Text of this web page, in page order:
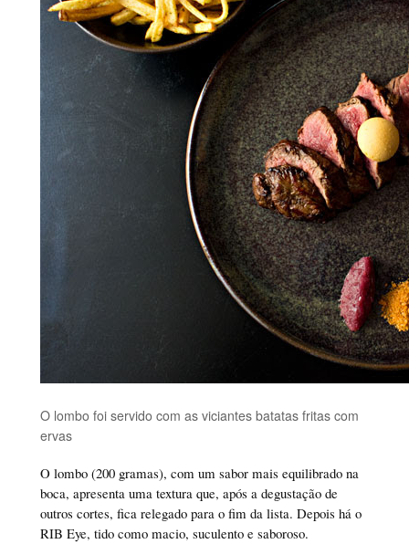
O lombo foi servido com as viciantes batatas fritas com
ervas
O lombo (200 gramas), com um sabor mais equilibrado na
boca, apresenta uma textura que, após a degustação de
outros cortes, fica relegado para o fim da lista. Depois há o
RIB Eye, tido como macio, suculento e saboroso.